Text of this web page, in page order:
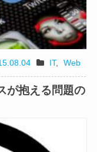
カ
テ
ゴ
IT, Web
が抱える問題の